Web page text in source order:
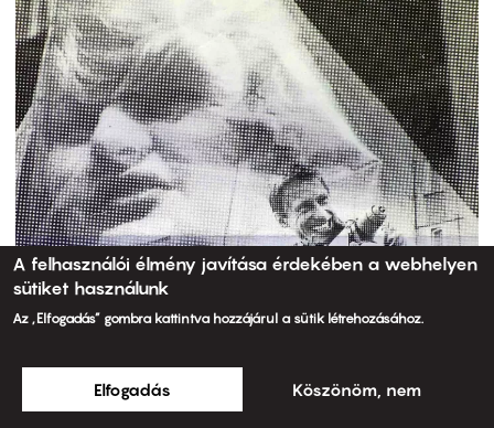
A felhasználói élmény javítása érdekében a webhelyen
sütiket használunk
Az „Elfogadás” gombra kattintva hozzájárul a sütik létrehozásához.
Elfogadás Köszönöm, nem